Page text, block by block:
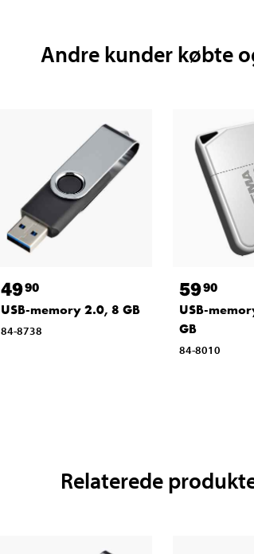
Andre kunder købte
4990
USB-memory 2.0, 8 GB
84-8738
5990
USB-
GB
84-8010
Relaterede